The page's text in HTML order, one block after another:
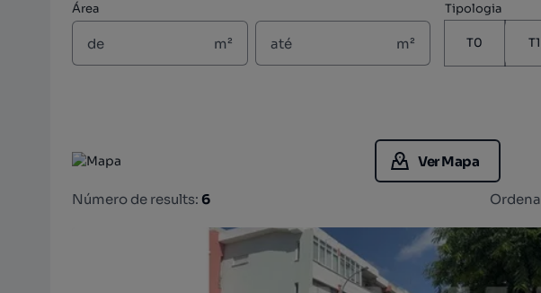
Área
m² m²
Tipologia
T0 T1
Ver Mapa
Número de results: 6